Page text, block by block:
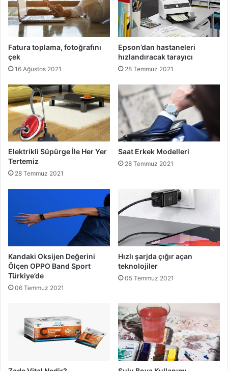
Fatura toplama, fotoğrafını
çek
16 Ağustos 2021
Epson’dan hastaneleri
hızlandıracak tarayıcı
28 Temmuz 2021
Elektrikli Süpürge İle Her Yer
Tertemiz
28 Temmuz 2021
Saat Erkek Modelleri
28 Temmuz 2021
Kandaki Oksijen Değerini
Ölçen OPPO Band Sport
Türkiye’de
06 Temmuz 2021
Hızlı şarjda çığır açan
teknolojiler
05 Temmuz 2021